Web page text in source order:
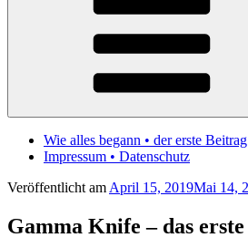
Wie alles begann • der erste Beitrag
Impressum • Datenschutz
Veröffentlicht am April 15, 2019Mai 14,
Gamma Knife – das